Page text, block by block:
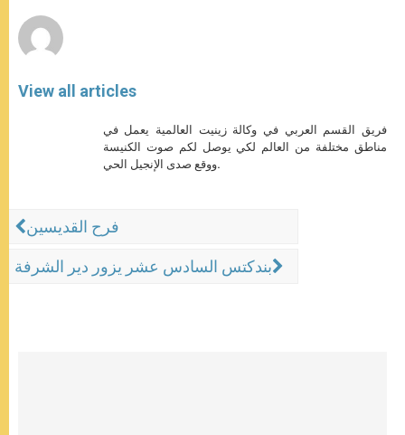
View all articles
فريق القسم العربي في وكالة زينيت العالمية يعمل في
مناطق مختلفة من العالم لكي يوصل لكم صوت الكنيسة
ووقع صدى الإنجيل الحي.
فرح القديسين
بندكتس السادس عشر يزور دير الشرفة